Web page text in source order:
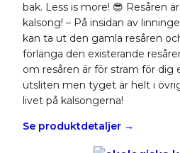
bak. Less is more! 😎 Resåren
kalsong! – På insidan av
kan ta ut den gamla resåren
förlänga den existerande
om resåren är för stram för dig
utsliten men tyget är helt i
livet på kalsongerna!
Se produktdetaljer →